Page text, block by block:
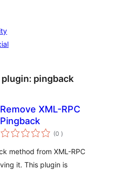
pingback
Remove XML-RPC
Pingback
(0 classificações
)
method from XML-RPC
it. This plugin is